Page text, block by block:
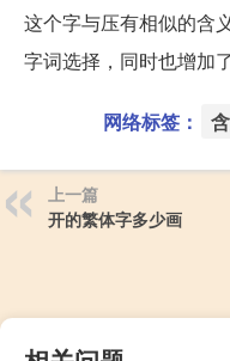
这个字与压有相似的含
字词选择，同时也增加
网络标签：
上一篇
开的繁体字多少画